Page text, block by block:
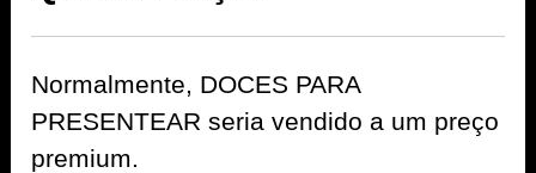
Normalmente, DOCES PARA
PRESENTEAR seria vendido a um preço
premium.